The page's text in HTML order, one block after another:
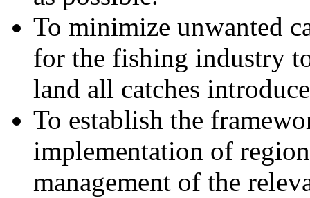
To minimize unwanted
for the fishing industry
land all catches
To establish the
implementation of
management of the